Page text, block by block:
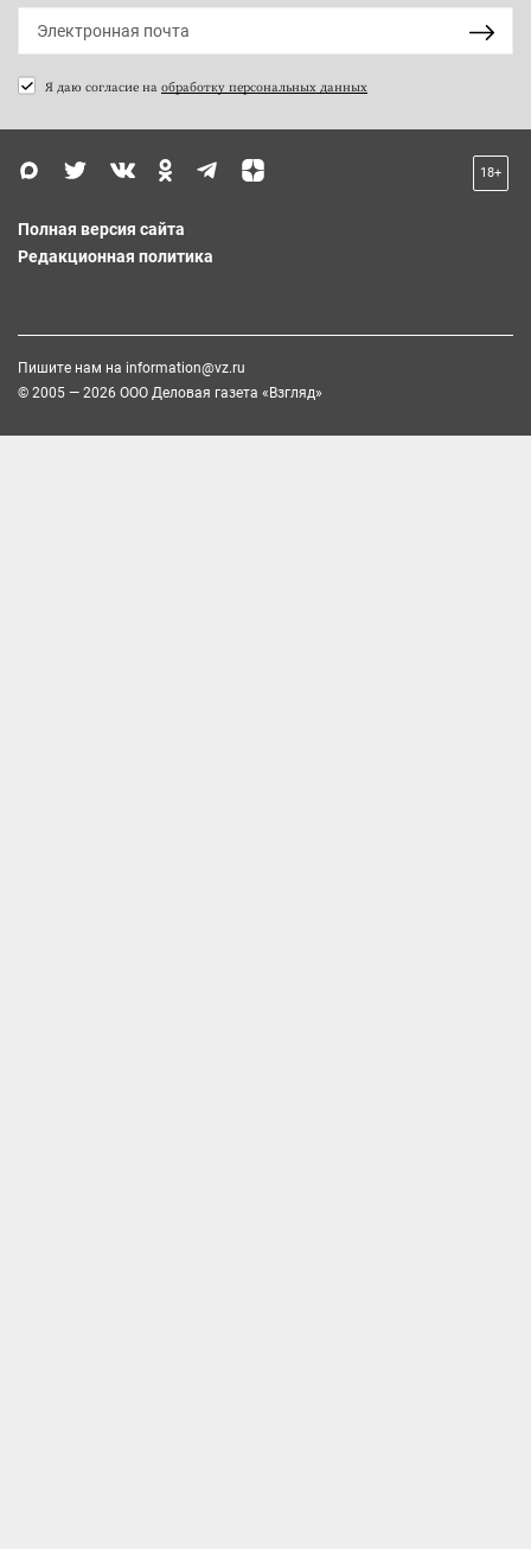
Я даю согласие на обработку персональных данных
18+
Полная версия сайта
Редакционная политика
Пишите нам на information@vz.ru
© 2005 — 2026 ООО Деловая газета «Взгляд»